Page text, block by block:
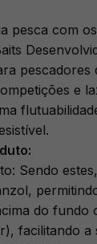
pesca com
e
Sendo
do fundo
facilitando a